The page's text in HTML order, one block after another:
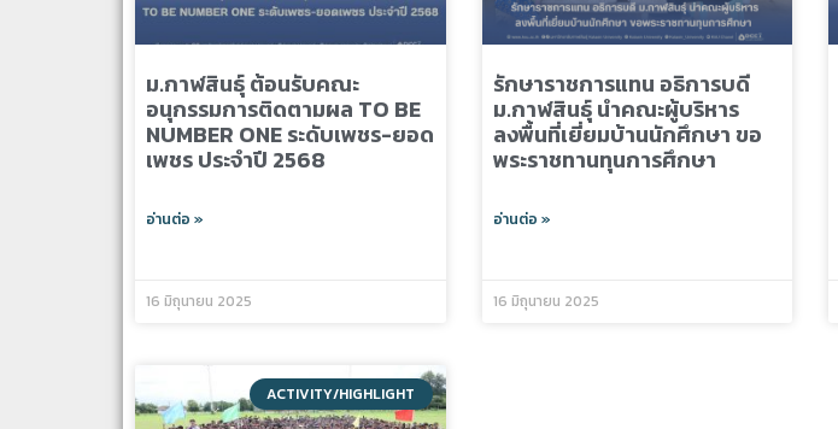
ม.กาฬสินธุ์ ต้อนรับคณะ
อนุกรรมการติดตามผล TO BE
NUMBER ONE ระดับเพชร-ยอด
เพชร ประจำปี 2568
อ่านต่อ »
16 มิถุนายน 2025
รักษาราชการแทน อธิการบดี
ม.กาฬสินธุ์ นำคณะผู้บริหาร
ลงพื้นที่เยี่ยมบ้านนักศึกษา ขอ
พระราชทานทุนการศึกษา
อ่านต่อ »
16 มิถุนายน 2025
ACTIVITY/HIGHLIGHT